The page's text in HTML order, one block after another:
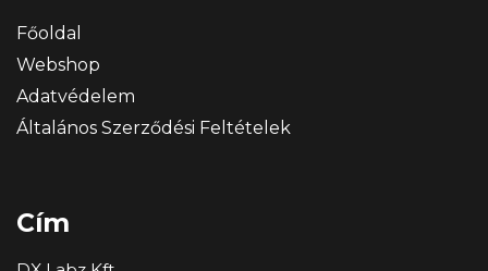
Főoldal
Webshop
Adatvédelem
Általános Szerződési Feltételek
Cím